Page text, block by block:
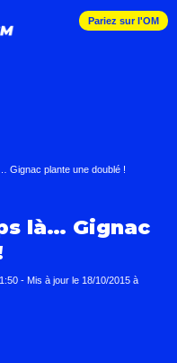
Pariez sur l'OM
Gignac plante une doublé !
là… Gignac
- Mis à jour le 18/10/2015 à